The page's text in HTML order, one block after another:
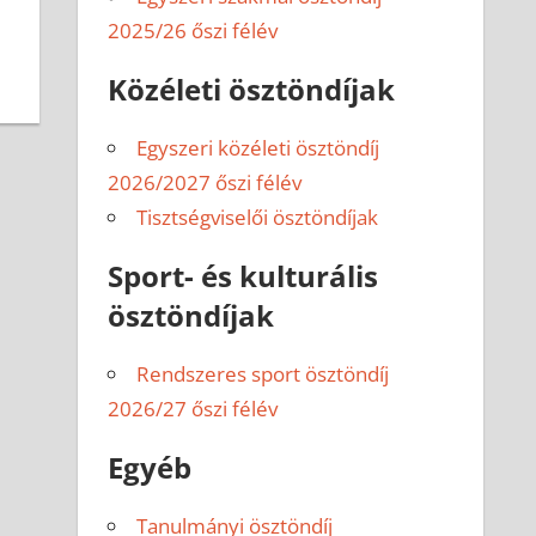
2025/26 őszi félév
Közéleti ösztöndíjak
Egyszeri közéleti ösztöndíj
2026/2027 őszi félév
Tisztségviselői ösztöndíjak
Sport- és kulturális
ösztöndíjak
Rendszeres sport ösztöndíj
2026/27 őszi félév
Egyéb
Tanulmányi ösztöndíj